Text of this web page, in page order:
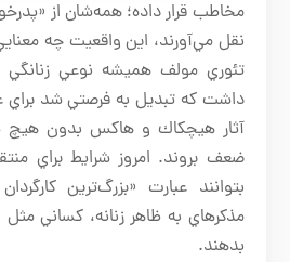
مخاطب قرار داده؛ همه‌شان از
نقل مي‌آورند، اين واقعيت چه
تئوري مولف هميشه نوعي زنانگي
داشت كه تبديل به فرصتي شد براي
آثار هيچكاك و هاكس بدون
ضعف بروند. امروز شرايط براي
بتوانند عبارت «بزرگ‌ترين
مذكر‌هاي به ظاهر زنانه، كساني
بدهند.